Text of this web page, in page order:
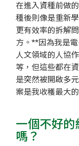
在進入資種前做
種後則像是重新
更有效率的拆解
方。**因為我是
人文領域的人協
等，但這些都在
是突然被開啟多
案是我收穫最大
一個不好的
嗎？